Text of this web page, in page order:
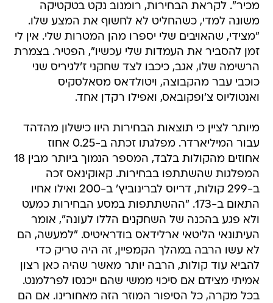
מכיר". לקראת הבחירות, רומנוב נקט בטקטיקה
משונה למדי, כשהחליט לא לחשוף את המצע שלו.
"מצידי, שהאויבים שלי יספרו מהן המטרות שלי. אין לי
זמן להסביר את העמדות שלי עכשיו", הפטיר. בצמרת
הרשימה שלו, אגב, כיכבו לצד שחקני ז'לגיריס שני
כוכבי עבר מהקבוצה, ויטולדאס מסאלסקיס
ואנטוליוס צ'ופקובאס, ואפילו רקדן אחד.
מיותר לציין כי תוצאות הבחירות היוו כישלון מהדהד
עבור המיליארדר. מפלגתו זכתה ב-0.25 אחוז
אחוזים מהקולות בלבד, המספר הנמוך ביותר מבין 18
המפלגות שהשתתפו בבחירות. קאוקינאס זכה
ב-299 קולות, דריוס לברינוביץ' ב-200 ואילו אחיו
התאום ב-173. "ההשתתפות במסע הבחירות כמעט
ולא פגע בהכנה של השחקנים הללו לעונה", אומר
העיתונאי הליטאי ארלידאס בודראיטיס. "למעשה, הם
לא עשו הרבה במהלך הקמפיין, זה היה טריק כדי
להביא עוד קולות, הרבה יותר מאשר שהיה כאן רצון
אמיתי מצידם אם סיכוי ממשי שהם ייכנסו לפרלמנט.
בכל מקרה, כל הסיפור המוזר הזה מאחורינו. אם הם